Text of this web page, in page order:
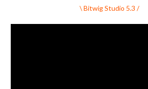
\ Bitwig Studio 5.3 /